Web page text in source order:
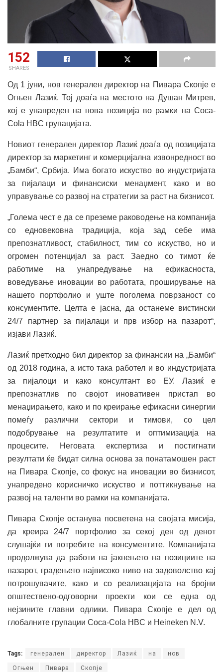
152
SHARES
Од 1 јуни, нов генерален директор на Пивара Скопје е
Огњен Лазиќ. Тој доаѓа на местото на Душан Митрев,
кој е унапреден на нова позиција во рамки на Coca-
Cola HBC групацијата.
Новиот генерален директор Лазиќ доаѓа од позицијата
директор за маркетинг и комерцијална извонредност во
„Бамби“, Србија. Има богато искуство во индустријата
за пијалаци и финансиски менаџмент, како и во
управување со развој на стратегии за раст на бизнисот.
„Голема чест е да се преземе раководење на компанија
со едновековна традиција, која зад себе има
препознатливост, стабилност, тим со искуство, но и
огромен потенцијал за раст. Заедно со тимот ќе
работиме на унапредување на ефикасноста,
воведување иновации во работата, проширување на
нашето портфолио и уште поголема поврзаност со
консументите. Целта е јасна, да останеме вистински
24/7 партнер за пијалаци и прв избор на пазарот“,
изјави Лазиќ.
Лазиќ претходно бил директор за финансии на „Бамби“
од 2018 година, а исто така работел и во индустријата
за пијалоци и како консултант во ЕУ. Лазиќ е
препознатлив по својот иновативен пристап во
менаџирањето, како и по креирање ефикасни синергии
помеѓу различни сектори и тимови, со цел
подобрување на резултатите и оптимизација на
процесите. Неговата експертиза и постигнати
резултати ќе бидат силна основа за понатамошен раст
на Пивара Скопје, со фокус на иновации во бизнисот,
унапредено корисничко искуство и поттикнување на
развој на таленти во рамки на компанијата.
Пивара Скопје останува посветена на својата мисија,
да креира 24/7 портфолио за секој ден од денот
слушајќи ги потребите на консументите. Компанијата
продолжува да работи на јакнењето на позициите на
пазарот, градењето највисоко ниво на задоволство кај
потрошувачите, како и со реализацијата на бројни
општествено-одговорни проекти кои се една од
нејзините главни одлики. Пивара Скопје е дел од
глобалните групации Coca-Cola HBC и Heineken N.V.
Tags: генерален директор Лазиќ на нов
Огњен Пивара Скопје